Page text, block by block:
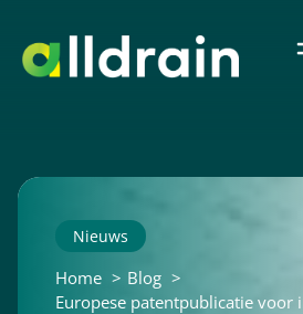
Nieuws
Home
Blog
Europese patentpublicatie voor